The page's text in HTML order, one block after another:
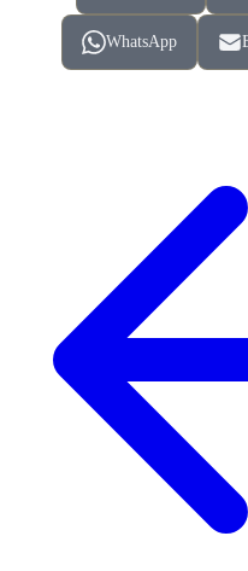
WhatsApp